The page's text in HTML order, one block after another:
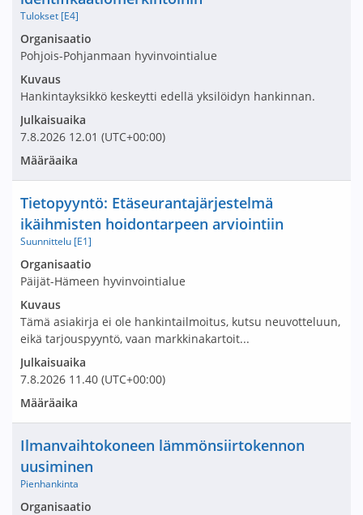
Avaa tarjouspyyntö:
Organisaatio
Pohjois-Pohjanmaan hyvinvointialue
Tulokset [E4]
Kuvaus
Hankintayksikkö keskeytti edellä yksilöidyn hankinnan.
Julkaisuaika
7.8.2026 12.01 (UTC+00:00)
Määräaika
Avaa tarjouspyyntö:
Organisaatio
Päijät-Hämeen hyvinvointialue
Nimi ja selite
Tietopyyntö: Etäseurantajärjestelmä
ikäihmisten hoidontarpeen arviointiin
Suunnittelu [E1]
Kuvaus
Tämä asiakirja ei ole hankintailmoitus, kutsu neuvotteluun,
eikä tarjouspyyntö, vaan markkinakartoit...
Julkaisuaika
7.8.2026 11.40 (UTC+00:00)
Määräaika
Avaa tarjouspyyntö:
Organisaatio
Nimi ja selite
Ilmanvaihtokoneen lämmönsiirtokennon
uusiminen
Pienhankinta